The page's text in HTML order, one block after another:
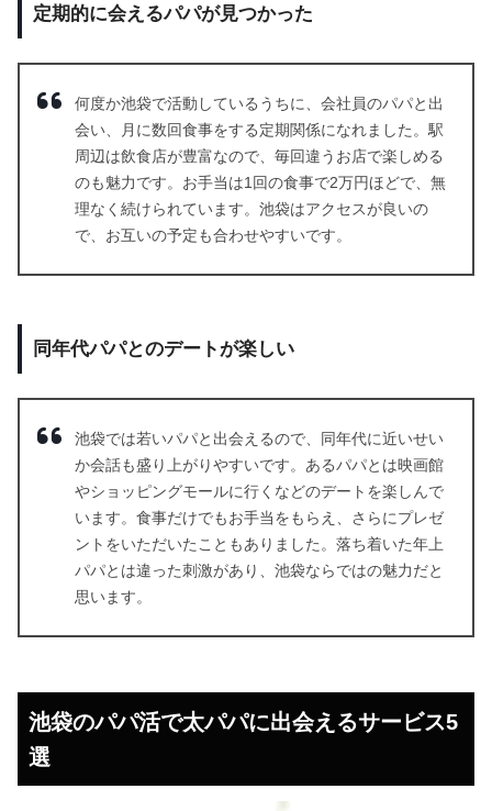
定期的に会えるパパが見つかった
何度か池袋で活動しているうちに、会社員のパパと出
会い、月に数回食事をする定期関係になれました。駅
周辺は飲食店が豊富なので、毎回違うお店で楽しめる
のも魅力です。お手当は1回の食事で2万円ほどで、無
理なく続けられています。池袋はアクセスが良いの
で、お互いの予定も合わせやすいです。
同年代パパとのデートが楽しい
池袋では若いパパと出会えるので、同年代に近いせい
か会話も盛り上がりやすいです。あるパパとは映画館
やショッピングモールに行くなどのデートを楽しんで
います。食事だけでもお手当をもらえ、さらにプレゼ
ントをいただいたこともありました。落ち着いた年上
パパとは違った刺激があり、池袋ならではの魅力だと
思います。
池袋のパパ活で太パパに出会えるサービス5
選